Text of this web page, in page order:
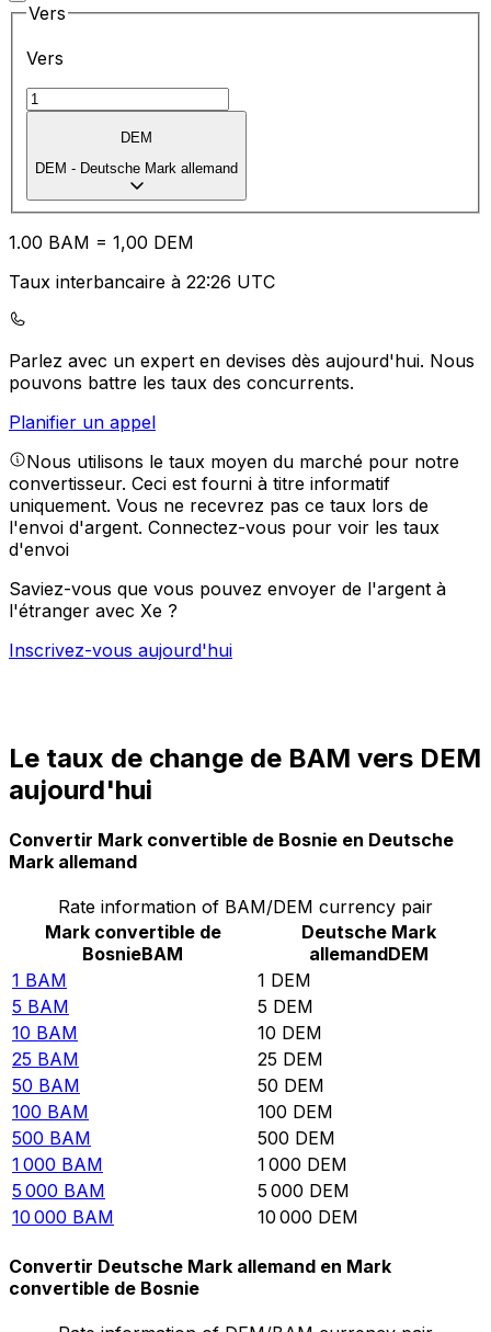
Vers
Vers
DEM
DEM - Deutsche Mark allemand
1.00 BAM = 1,00 DEM
Taux interbancaire à 22:26 UTC
Parlez avec un expert en devises dès aujourd'hui. Nous
pouvons battre les taux des concurrents.
Planifier un appel
Nous utilisons le taux moyen du marché pour notre
convertisseur. Ceci est fourni à titre informatif
uniquement. Vous ne recevrez pas ce taux lors de
l'envoi d'argent. Connectez-vous pour voir les taux
d'envoi
Saviez-vous que vous pouvez envoyer de l'argent à
l'étranger avec Xe ?
Inscrivez-vous aujourd'hui
Le taux de change de BAM vers DEM
aujourd'hui
Convertir Mark convertible de Bosnie en Deutsche
Mark allemand
Rate information of BAM/DEM currency pair
Mark convertible de
BosnieBAM
Deutsche Mark
allemandDEM
1 BAM 1 DEM
5 BAM 5 DEM
10 BAM 10 DEM
25 BAM 25 DEM
50 BAM 50 DEM
100 BAM 100 DEM
500 BAM 500 DEM
1 000 BAM 1 000 DEM
5 000 BAM 5 000 DEM
10 000 BAM 10 000 DEM
Convertir Deutsche Mark allemand en Mark
convertible de Bosnie